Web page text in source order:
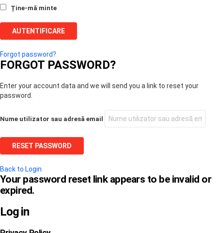
Ține-mă minte
Forgot password?
FORGOT PASSWORD?
Enter your account data and we will send you a link to reset your
password.
Nume utilizator sau adresă email
Back to Login
Your password reset link appears to be invalid or
expired.
Log in